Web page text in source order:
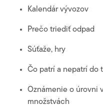
Kalendár vývozov
Prečo triediť odpad
Súťaže, hry
Čo patrí a nepatrí do
Oznámenie o úrovni
množstvách